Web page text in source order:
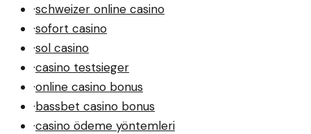
·schweizer online casino
·sofort casino
·sol casino
·casino testsieger
·online casino bonus
·bassbet casino bonus
·casino ödeme yöntemleri